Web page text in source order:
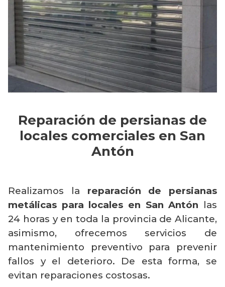
Reparación de persianas de
locales comerciales en San
Antón
Realizamos la reparación de persianas
metálicas para locales en San Antón las
24 horas y en toda la provincia de Alicante,
asimismo, ofrecemos servicios de
mantenimiento preventivo para prevenir
fallos y el deterioro. De esta forma, se
evitan reparaciones costosas.